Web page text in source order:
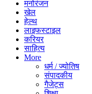
मनोरंजन
खेल
हेल्थ
लाइफस्टाइल
करियर
साहित्य
More
धर्म / ज्योतिष
संपादकीय
गैजेट्स